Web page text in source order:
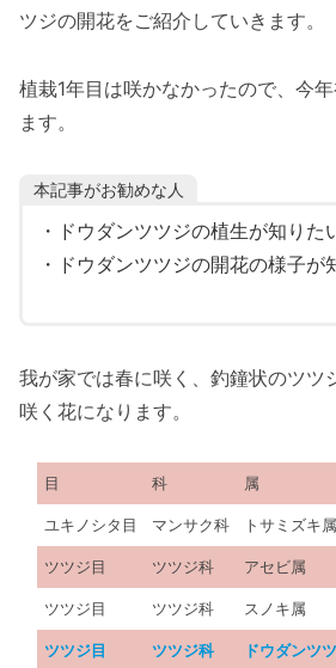
ツジの開花をご紹介していきます。
植栽1年目は咲かなかったので、今
ます。
本記事がお勧めな人
・ドウダンツツジの植生が知りた
・ドウダンツツジの開花の様子が
我が家では春に咲く、釣鐘状のツツ
咲く花になります。
目 科 属
ユキノシタ目 マンサク科 トサミズキ属
ツツジ目 ツツジ科 アセビ属
ツツジ目 ツツジ科 スノキ属
ツツジ目 ツツジ科 ドウダンツ